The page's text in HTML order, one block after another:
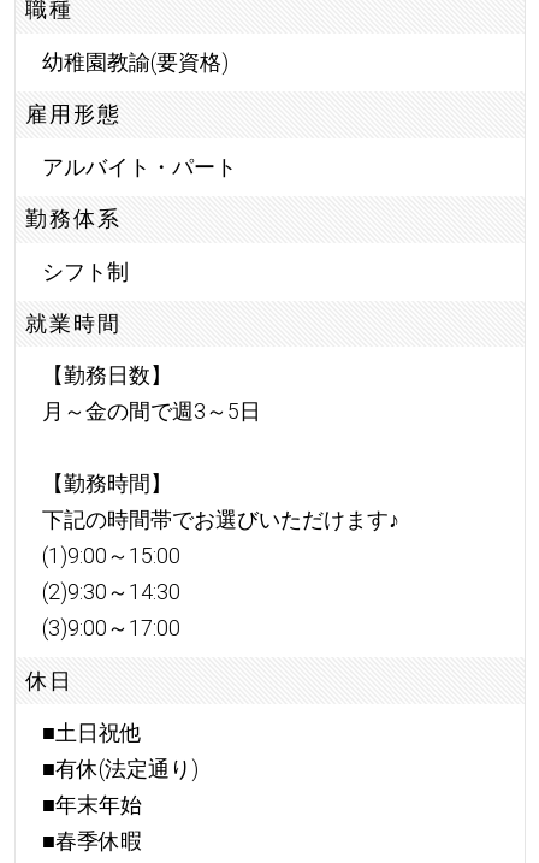
職種
幼稚園教諭(要資格)
雇用形態
アルバイト・パート
勤務体系
シフト制
就業時間
【勤務日数】
月～金の間で週3～5日
【勤務時間】
下記の時間帯でお選びいただけます♪
(1)9:00～15:00
(2)9:30～14:30
(3)9:00～17:00
休日
■土日祝他
■有休(法定通り)
■年末年始
■春季休暇